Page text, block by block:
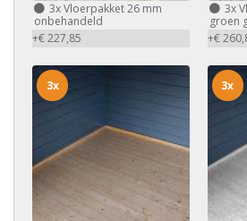
3xVloerpakket 26 mm
onbehandeld
+€ 227,85
3x
groen
+€
3x 3x